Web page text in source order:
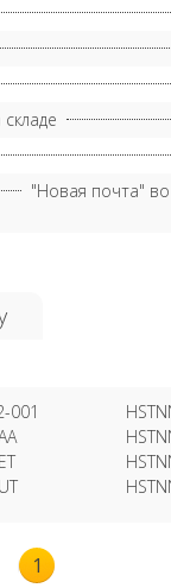
"Новая почта"
001
1